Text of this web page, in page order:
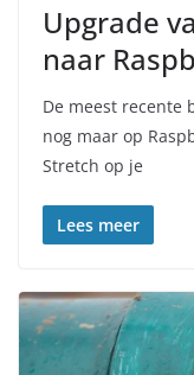
Upgrade
naar
De meest recente
nog maar op
Stretch op je
Lees meer